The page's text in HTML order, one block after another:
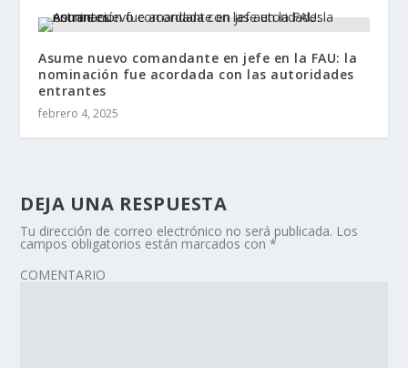
Asume nuevo comandante en jefe en la FAU: la
nominación fue acordada con las autoridades
entrantes
febrero 4, 2025
DEJA UNA RESPUESTA
Tu dirección de correo electrónico no será publicada. Los
campos obligatorios están marcados con*
COMENTARIO